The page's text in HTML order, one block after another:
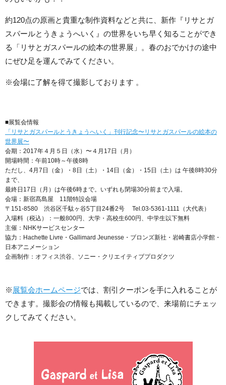
約120点の原画と貴重な制作資料などと共に、新作『リサとガ
スパールとうきょうへいく』の世界をいち早く知ることができ
る「リサとガスパールの絵本の世界展」。春のおでかけの途中
にぜひ足を運んでみてください。
※会場に了解を得て撮影しております 。
■展覧会情報
「リサとガスパールとうきょうへいく」刊行記念〜リサとガスパールの絵本の
世界展〜
会期：2017年４月５日（水）〜４月17日（月）
開場時間：午前10時～午後8時
ただし、4月7日（金）・8日（土）・14日（金）・15日（土）は 午後8時30分
まで、
最終日17日（月）は午後6時まで。いずれも閉場30分前まで入場。
会場：新宿髙島屋 11階特設会場
〒151-8580 渋谷区千駄ヶ谷5丁目24番2号 Tel.03-5361-1111（大代表）
入場料（税込）：一般800円、大学・高校生600円、中学生以下無料
主催：NHKサービスセンター
協力：Hachette Livre・Gallimard Jeunesse・ブロンズ新社・岩崎書店小学館・
日本アニメーション
企画制作：オフィス渋谷、ソニー・クリエイティブプロダクツ
※展覧会ホームページでは、割引クーポンを手に入れることが
できます。撮影会の情報も掲載しているので、来場前にチェッ
クしてみてください。